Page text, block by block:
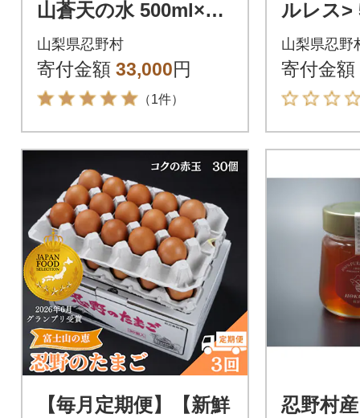
山蒼天の水 500ml×24
本(1ケース)ラベルレ
ス※離島不可
山梨県忍野村
寄付金額 33,000円
（1件）
ルレス>
(24本×2
山梨県忍野
寄付金額
【毎月定期便】【新鮮
忍野村